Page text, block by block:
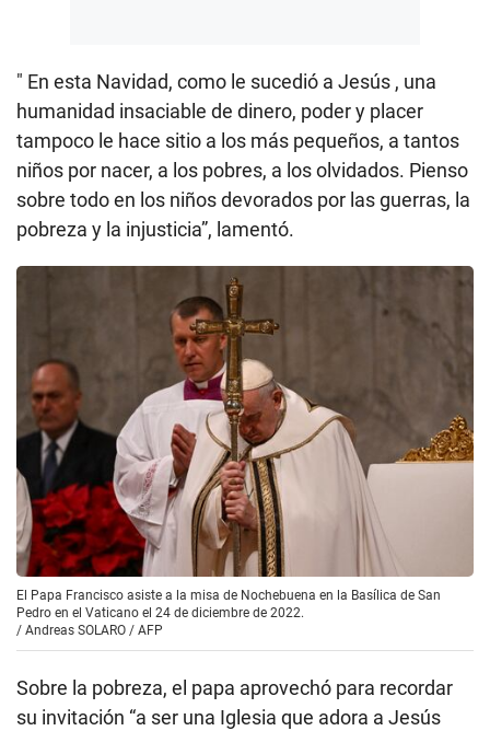
" En esta Navidad, como le sucedió a Jesús , una
humanidad insaciable de dinero, poder y placer
tampoco le hace sitio a los más pequeños, a tantos
niños por nacer, a los pobres, a los olvidados. Pienso
sobre todo en los niños devorados por las guerras, la
pobreza y la injusticia”, lamentó.
El Papa Francisco asiste a la misa de Nochebuena en la Basílica de San
Pedro en el Vaticano el 24 de diciembre de 2022.
/ Andreas SOLARO / AFP
Sobre la pobreza, el papa aprovechó para recordar
su invitación “a ser una Iglesia que adora a Jesús